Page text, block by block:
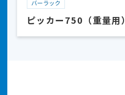
バーラック
ピッカー750（重量用）